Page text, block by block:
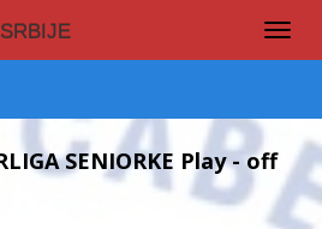
SENIORKE Play - off